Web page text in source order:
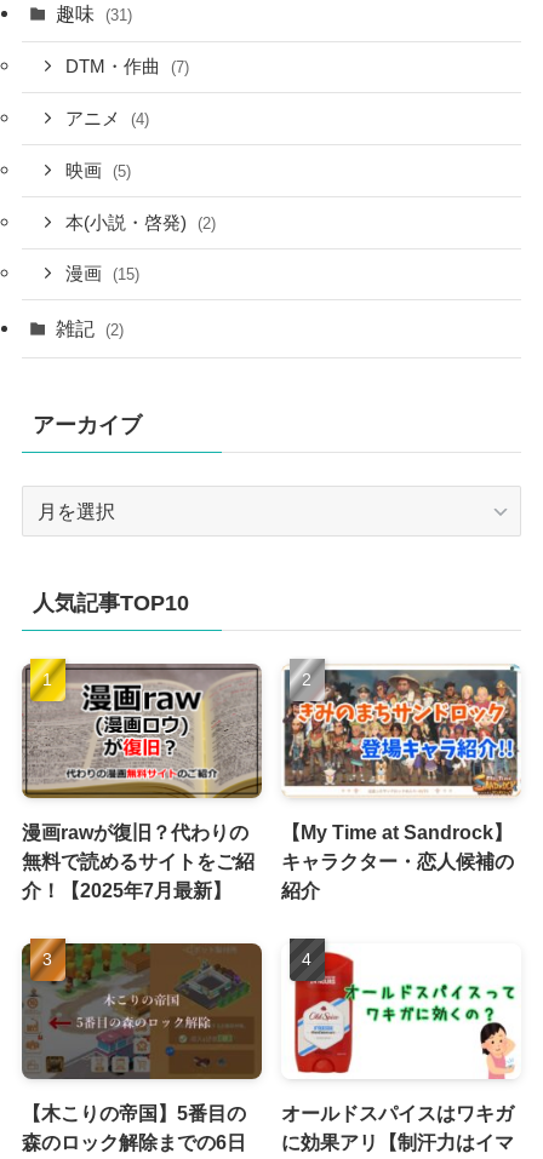
趣味 (31)
DTM・作曲 (7)
アニメ (4)
映画 (5)
本(小説・啓発) (2)
漫画 (15)
雑記 (2)
アーカイブ
ブ
人気記事TOP10
漫画rawが復旧？代わりの
無料で読めるサイトをご紹
介！【2025年7月最新】
【My Time at Sandrock】
キャラクター・恋人候補の
紹介
【木こりの帝国】5番目の
森のロック解除までの6日
オールドスパイスはワキガ
に効果アリ【制汗力はイマ